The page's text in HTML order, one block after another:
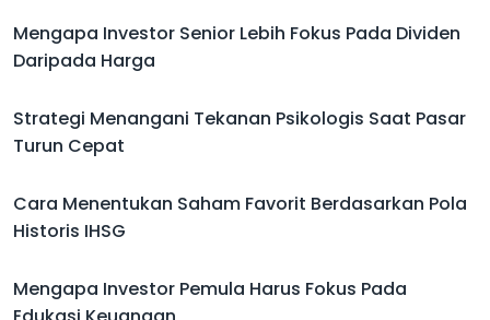
Mengapa Investor Senior Lebih Fokus Pada Dividen
Daripada Harga
Strategi Menangani Tekanan Psikologis Saat Pasar
Turun Cepat
Cara Menentukan Saham Favorit Berdasarkan Pola
Historis IHSG
Mengapa Investor Pemula Harus Fokus Pada
Edukasi Keuangan